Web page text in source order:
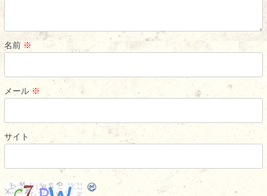
名前 ※
メール ※
サイト